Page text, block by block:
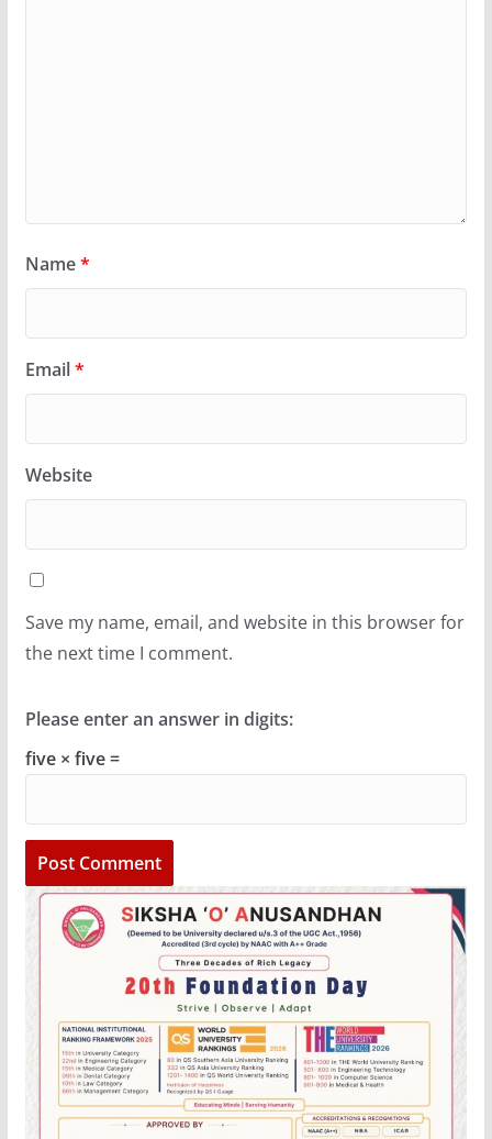
Name*
Email*
Website
Save my name, email, and website in this browser for
the next time I comment.
Please enter an answer in digits:
five × five =